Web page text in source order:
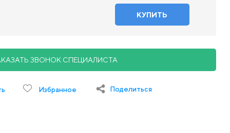
ЗВОНОК СПЕЦИАЛИСТА
Избранное Поделиться